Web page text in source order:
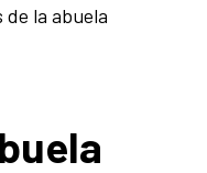
de la abuela